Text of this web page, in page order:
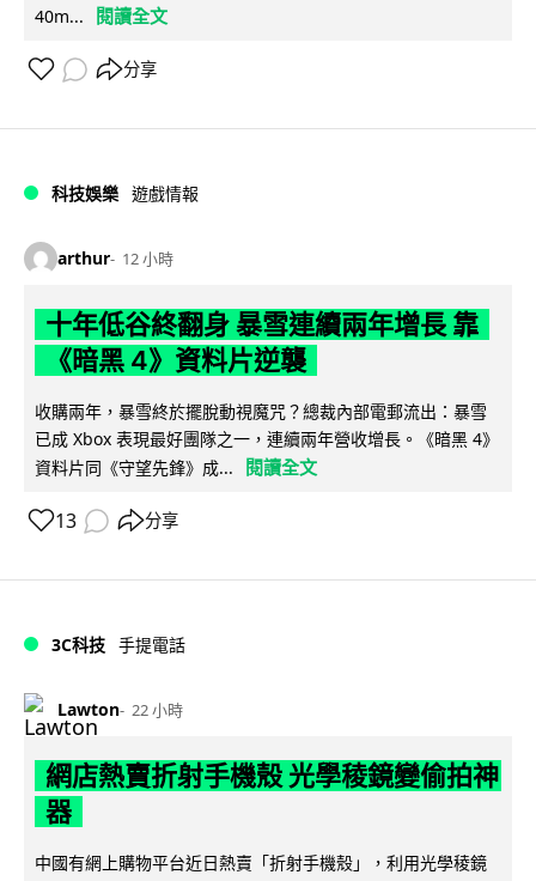
40m...
閱讀全文
分享
科技娛樂 遊戲情報
arthur 12 小時
十年低谷終翻身 暴雪連續兩年增長 靠
《暗黑 4》資料片逆襲
收購兩年，暴雪終於擺脫動視魔咒？總裁內部電郵流出：暴雪
已成 Xbox 表現最好團隊之一，連續兩年營收增長。《暗黑 4》
資料片同《守望先鋒》成...
閱讀全文
13 分享
3C科技 手提電話
Lawton 22 小時
網店熱賣折射手機殼 光學稜鏡變偷拍神
器
中國有網上購物平台近日熱賣「折射手機殼」，利用光學稜鏡